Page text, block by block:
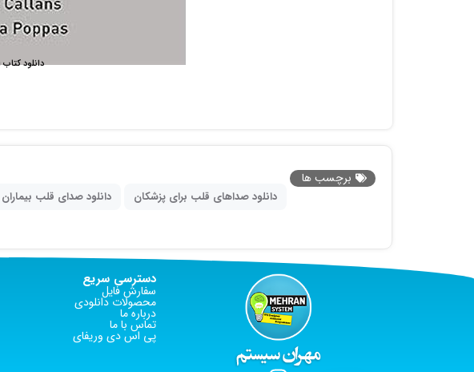
دانلود کتاب Fuster and Hurst’s The Heart 15th Edition
برچسب ها
دانلود صداهای قلب برای پزشکان دانلود صدای قلب بیماران
دسترسی سریع
سفارش فایل
محصولات دانلودی
درباره ما
تماس با ما
پی اس دی وریفای